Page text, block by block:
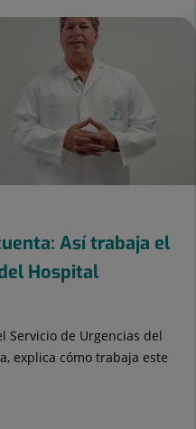
Así trabaja el
Hospital
Servicio de Urgencias del
explica cómo trabaja este